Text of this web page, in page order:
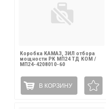
Коробка КАМАЗ, ЗИЛ отбора
мощности РК МП24 ТД КОМ /
МП24-4208010-60
В КОРЗИНУ